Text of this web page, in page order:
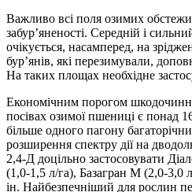
Важливо всі поля озимих
забур’яненості. Середній і
очікується, насамперед, на
бур’янів, які перезимували,
На таких площах необхідне
Економічним порогом
посівах озимої пшениці є понад
більше одного пагону
розширення спектру дії на
2,4-Д доцільно застосовувати
(1,0-1,5 л/га), Базагран М (2,0-3,0
ін. Найбезпечніший для рослин